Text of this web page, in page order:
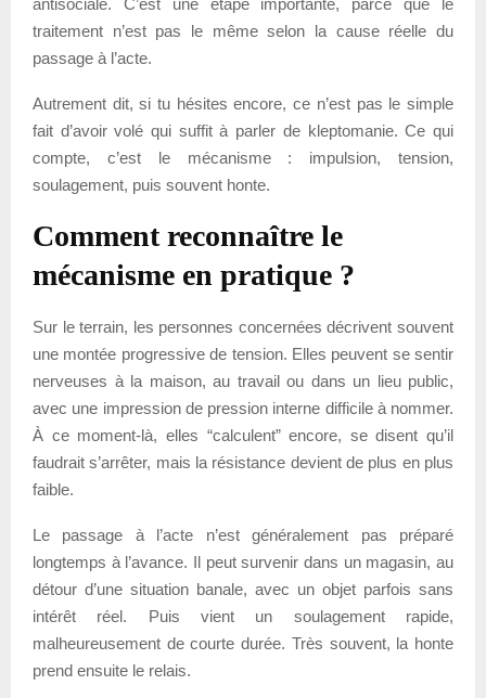
traitement n’est pas le même selon la cause réelle du
passage à l’acte.
Autrement dit, si tu hésites encore, ce n’est pas le simple
fait d’avoir volé qui suffit à parler de kleptomanie. Ce qui
compte, c’est le mécanisme : impulsion, tension,
soulagement, puis souvent honte.
Comment reconnaître le
mécanisme en pratique ?
Sur le terrain, les personnes concernées décrivent souvent
une montée progressive de tension. Elles peuvent se sentir
nerveuses à la maison, au travail ou dans un lieu public,
avec une impression de pression interne difficile à nommer.
À ce moment-là, elles “calculent” encore, se disent qu’il
faudrait s’arrêter, mais la résistance devient de plus en plus
faible.
Le passage à l’acte n’est généralement pas préparé
longtemps à l’avance. Il peut survenir dans un magasin, au
détour d’une situation banale, avec un objet parfois sans
intérêt réel. Puis vient un soulagement rapide,
malheureusement de courte durée. Très souvent, la honte
prend ensuite le relais.